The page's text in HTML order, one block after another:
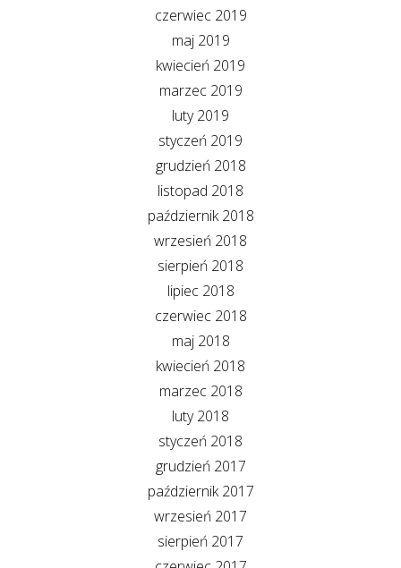
czerwiec 2019
maj 2019
kwiecień 2019
marzec 2019
luty 2019
styczeń 2019
grudzień 2018
listopad 2018
październik 2018
wrzesień 2018
sierpień 2018
lipiec 2018
czerwiec 2018
maj 2018
kwiecień 2018
marzec 2018
luty 2018
styczeń 2018
grudzień 2017
październik 2017
wrzesień 2017
sierpień 2017